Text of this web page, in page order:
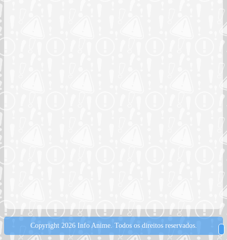
Copyright 2026 Info Anime. Todos os direitos reservados.